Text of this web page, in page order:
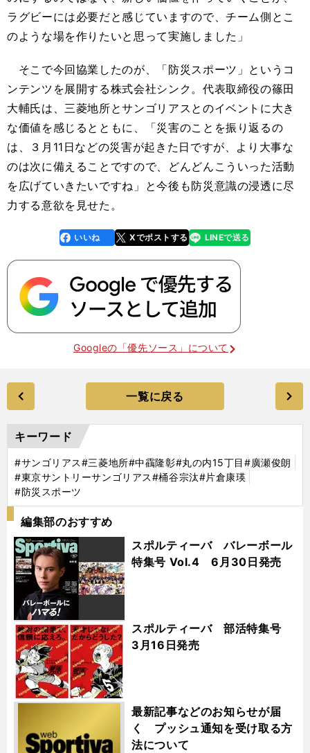
ラグビーには必要だと感じていますので、チーム側とこ
のような場を作りたいと思って実施しました」
そこで今回協業したのが、「防災スポーツ」というコ
ンテンツを展開する株式会社シンク。代表取締役の篠田
大輔氏は、三菱地所とサンゴリアスとのイベントに大き
な価値を感じるとともに、「災害のことを振り返るの
は、３月11日などの災害が起きた日ですが、より大事な
のは次に備えることですので、どんどんこういった活動
を広げていきたいですね」と今後も防災意識の浸透に尽
力する意欲を見せた。
faceboo
k
いいね Xでポストする
line LINEで送る
Googleの「優先ソース」について
一覧に戻る
キーワード
#サンゴリアス#三菱地所#中靍隆彰#丸の内15丁目#廣瀬俊朗
#東京サントリーサンゴリアス#桶谷宗汰#片倉康瑛
#防災スポーツ
編集部のおすすめ
スポルティーバ バレーボール
特集号 Vol.4 6月30日発売
スポルティーバ 部活特集号
3月16日発売
最新記事などのお知らせが届
く プッシュ通知を受け取る方
法について